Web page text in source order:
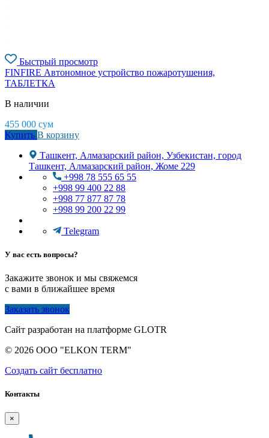
Быстрый просмотр
FINFIRE Автономное устройство пожаротушения,
ТАБЛЕТКА
В наличии
455 000 сум
Купить В корзину
Ташкент, Алмазарский район, Узбекистан, город
Ташкент, Алмазарский район, Жоме 229
+998 78 555 65 55
+998 99 400 22 88
+998 77 877 87 78
+998 99 200 22 99
Telegram
У вас есть вопросы?
Закажите звонок и мы свяжемся
с вами в ближайшее время
Заказать звонок
Сайт разработан на платформе GLOTR
© 2026 OOO "ELKON TERM"
Создать cайт бесплатно
Контакты
×